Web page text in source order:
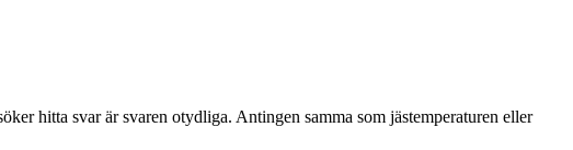
hitta svar är svaren otydliga. Antingen samma som jästemperaturen eller